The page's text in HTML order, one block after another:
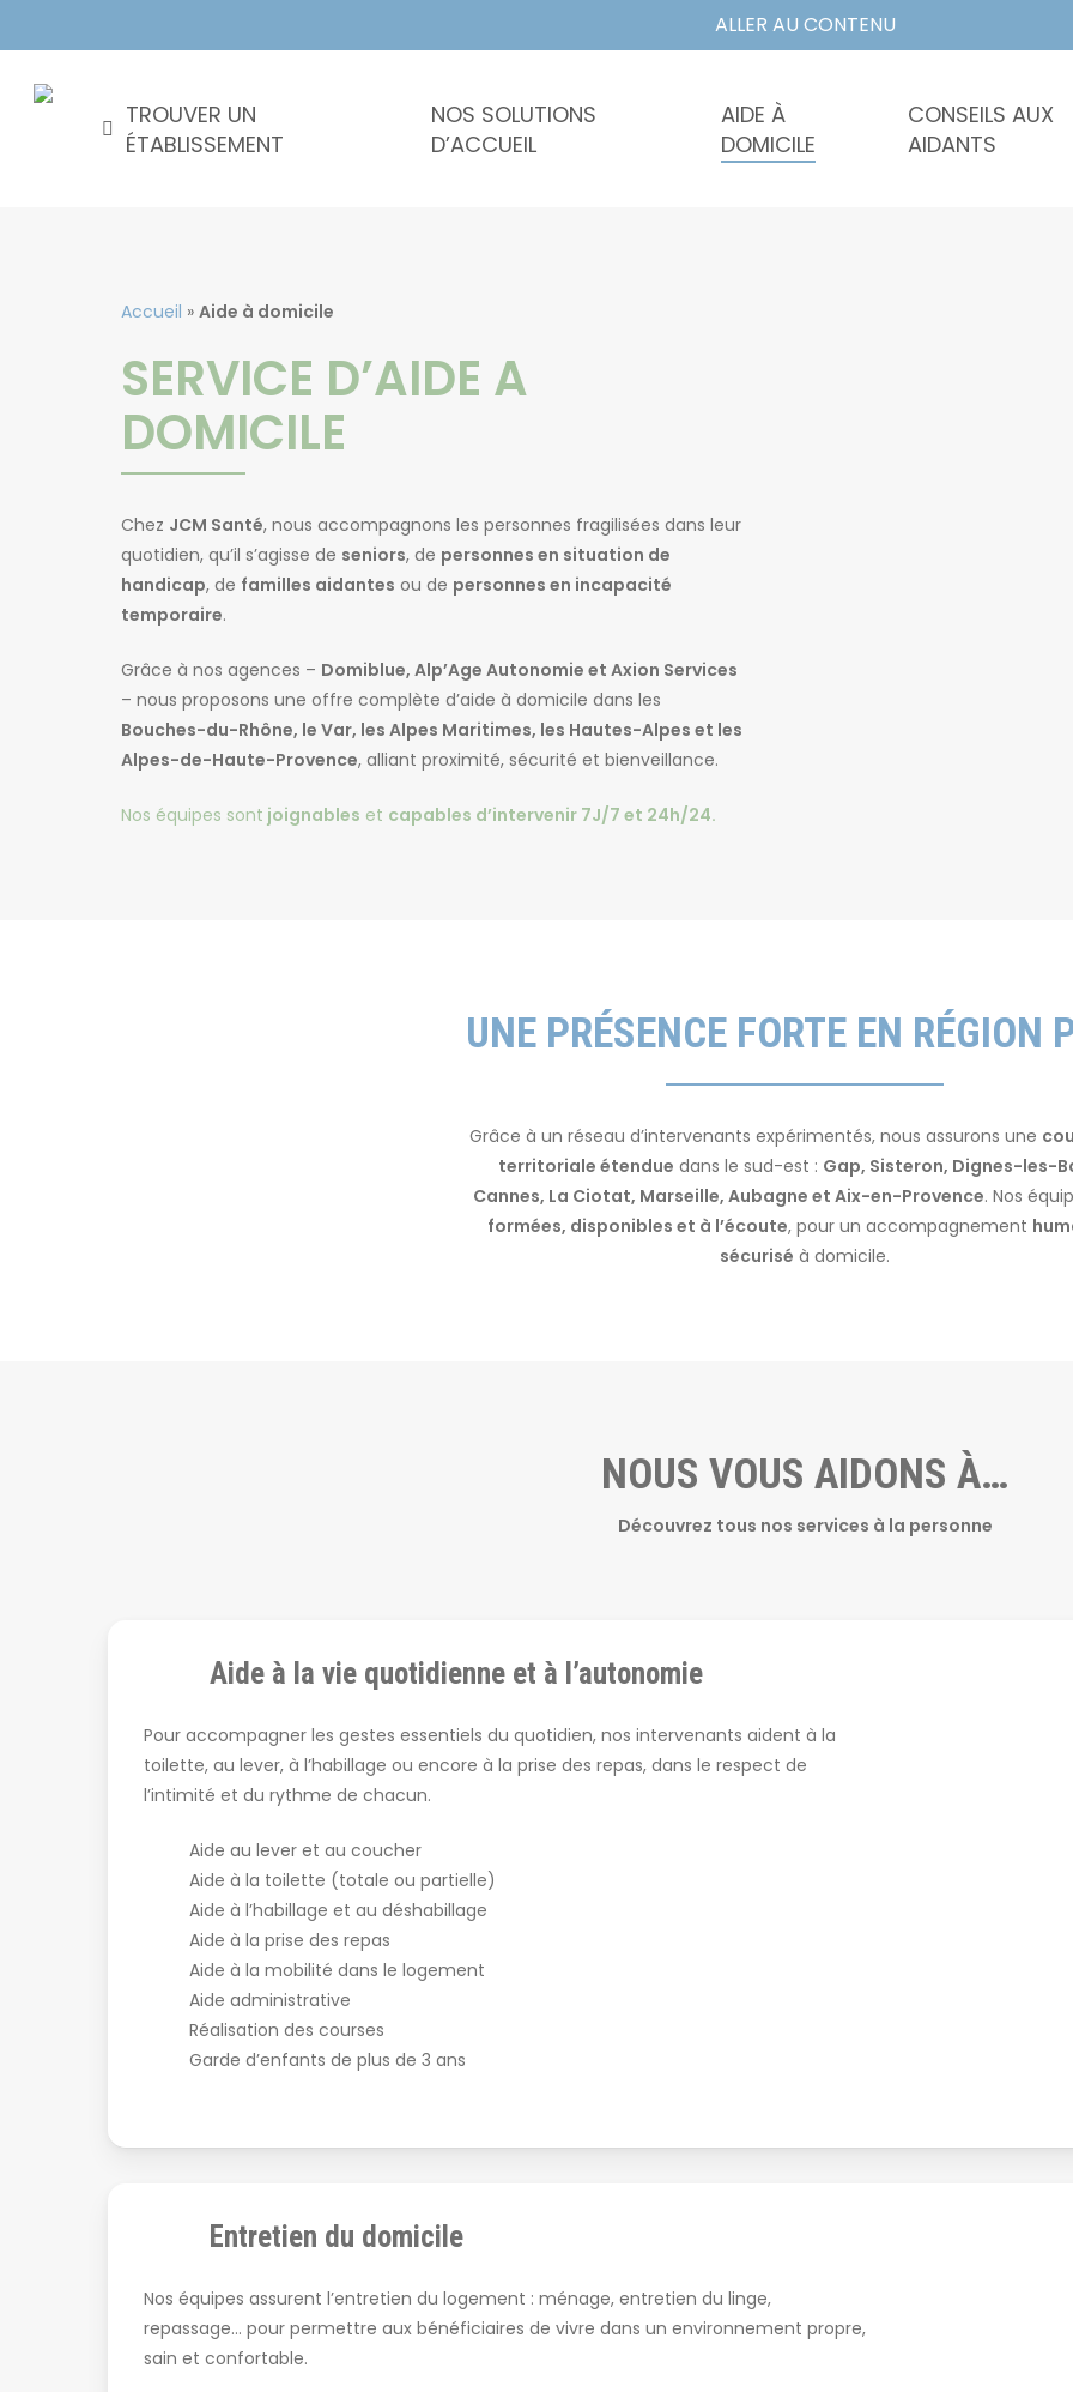
content
ALLER AU CONTENU
TROUVER UN
ÉTABLISSEMENT
NOS SOLUTIONS
D’ACCUEIL
Résidences retraite
médicalisées EHPAD
médicalisées
Résidences autonomie Accueils de jour
AIDE À
DOMICILE
CONSEILS AUX
AIDANTS
Accueil » Aide à domicile
SERVICE D’AIDE A
DOMICILE
Chez JCM Santé, nous accompagnons les personnes fragilisées dans leur
quotidien, qu’il s’agisse de seniors, de personnes en situation de
handicap, de familles aidantes ou de personnes en incapacité
temporaire.
Grâce à nos agences – Domiblue, Alp’Age Autonomie et Axion Services
– nous proposons une offre complète d’aide à domicile dans les
Bouches-du-Rhône, le Var, les Alpes Maritimes, les Hautes-Alpes et les
Alpes-de-Haute-Provence, alliant proximité, sécurité et bienveillance.
Nos équipes sont joignables et capables d’intervenir 7J/7 et 24h/24.
UNE PRÉSENCE FORTE EN RÉGION
Grâce à un réseau d’intervenants expérimentés, nous assurons une
territoriale étendue dans le sud-est : Gap, Sisteron, Dignes-les-
Cannes, La Ciotat, Marseille, Aubagne et Aix-en-Provence. Nos
formées, disponibles et à l’écoute, pour un accompagnement
sécurisé à domicile.
NOUS VOUS AIDONS À…
Découvrez tous nos services à la personne
Aide à la vie quotidienne et à l’autonomie
Pour accompagner les gestes essentiels du quotidien, nos intervenants aident à la
toilette, au lever, à l’habillage ou encore à la prise des repas, dans le respect de
l’intimité et du rythme de chacun.
Aide au lever et au coucher
Aide à la toilette (totale ou partielle)
Aide à l’habillage et au déshabillage
Aide à la prise des repas
Aide à la mobilité dans le logement
Aide administrative
Réalisation des courses
Garde d’enfants de plus de 3 ans
Entretien du domicile
Nos équipes assurent l’entretien du logement : ménage, entretien du linge,
repassage… pour permettre aux bénéficiaires de vivre dans un environnement propre,
sain et confortable.